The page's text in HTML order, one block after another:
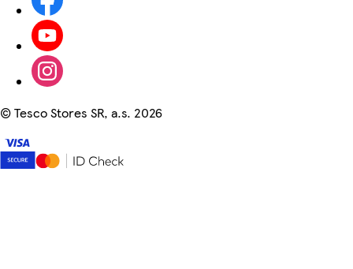
©Tesco Stores SR, a.s. 2026